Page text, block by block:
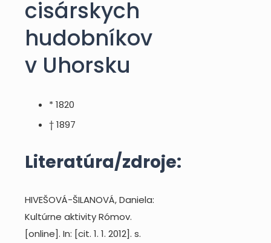
cisárskych
hudobníkov
v Uhorsku
* 1820
† 1897
Literatúra/zdroje:
HIVEŠOVÁ-ŠILANOVÁ, Daniela:
Kultúrne aktivity Rómov.
[online]. In: [cit. 1. 1. 2012]. s.